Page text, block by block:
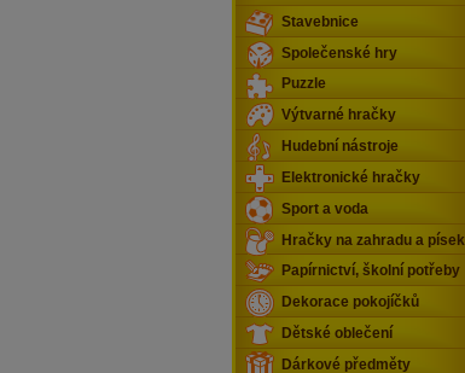
Stavebnice
Společenské hry
Puzzle
Výtvarné hračky
Hudební nástroje
Elektronické hračky
Sport a voda
Hračky na zahradu a písek
Papírnictví, školní potřeby
Dekorace pokojíčků
Dětské oblečení
Dárkové předměty